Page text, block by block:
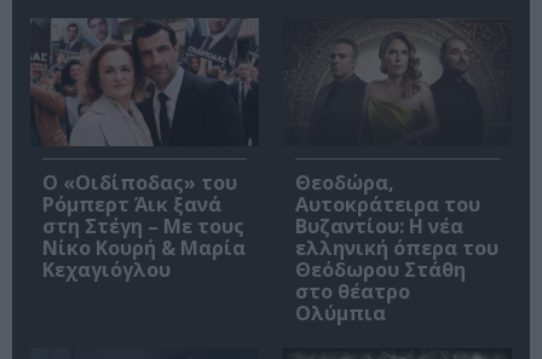
O «Οιδίποδας» του
Ρόμπερτ Άικ ξανά
στη Στέγη – Με τους
Νίκο Κουρή & Μαρία
Κεχαγιόγλου
Θεοδώρα,
Αυτοκράτειρα του
Βυζαντίου: Η νέα
ελληνική όπερα του
Θεόδωρου Στάθη
στο θέατρο
Ολύμπια